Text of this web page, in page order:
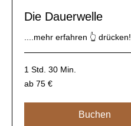
Die Dauerwelle
....mehr erfahren 👆 drücken!
1 Std. 30 Min.
ab
75
ab 75 €
Buchen